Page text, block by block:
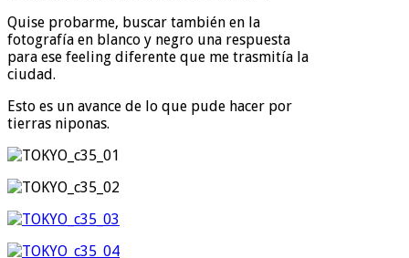
Quise probarme, buscar también en la
fotografía en blanco y negro una respuesta
para ese feeling diferente que me trasmitía la
ciudad.
Esto es un avance de lo que pude hacer por
tierras niponas.